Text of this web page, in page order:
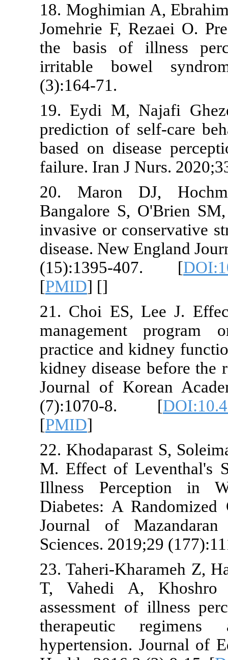
18.
Jomehrie F,
the basis
irritable
19. Eydi
prediction
based on
failure. Iran
20.
Bangalore
invasive or
disease.
21. Choi
practice and
kidney
Journal of
22.
M. Effect of
Illness
Diabetes: A
Journal of
Sciences.
23. Taheri-
T, Vahedi
assessment